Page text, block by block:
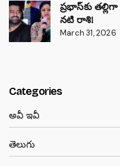
ప్రభాస్‌కు
నటి రాశి!
March 31, 2026
Categories
అవీ ఇవీ
తెలుగు